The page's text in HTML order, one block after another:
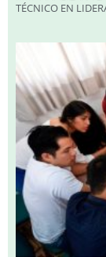
TÉCNICO EN